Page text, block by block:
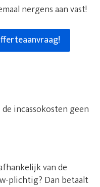
nergens aan vast!
incassokosten geen
van de
plichtig? Dan betaalt